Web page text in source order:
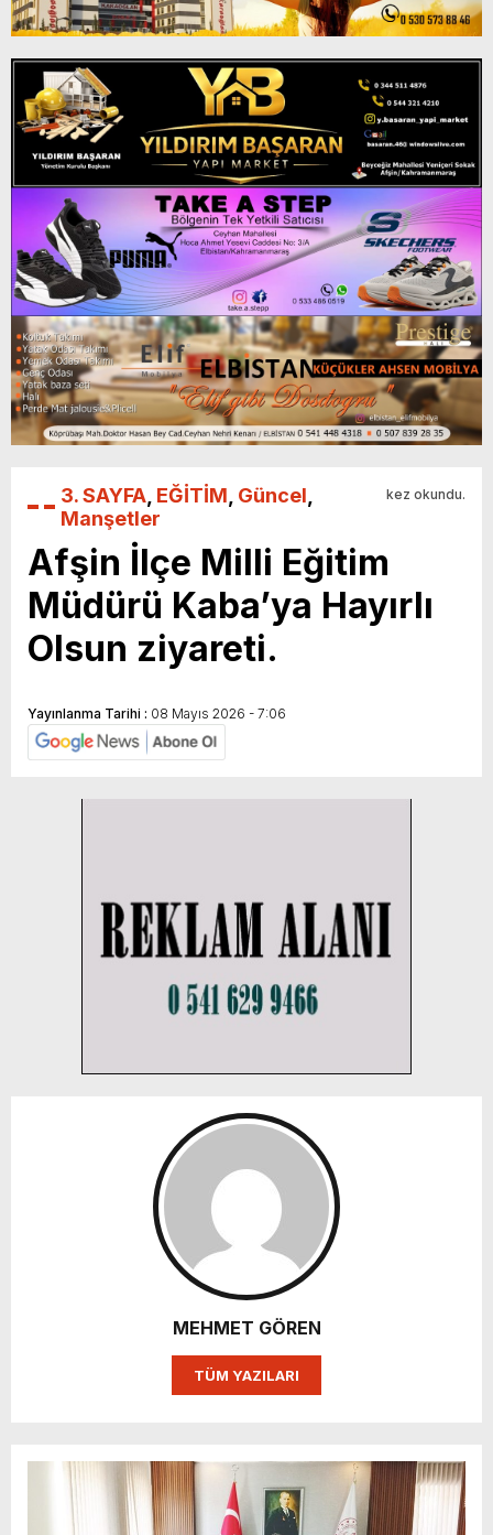
3. SAYFA EĞİTİM Güncel
Manşetler
kez okundu.
Afşin İlçe Milli Eğitim
Müdürü Kaba’ya Hayırlı
Olsun ziyareti.
Yayınlanma Tarihi : 08 Mayıs 2026 - 7:06
MEHMET GÖREN
TÜM YAZILARI